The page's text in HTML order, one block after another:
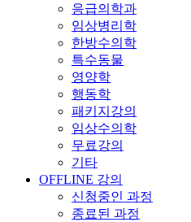
응급의학과
임상병리학
한방수의학
특수동물
영양학
행동학
패키지강의
임상수의학
무료강의
기타
OFFLINE 강의
신청중인 과정
종료된 과정